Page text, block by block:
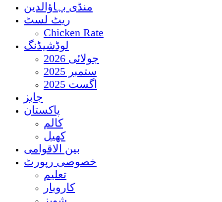
منڈی بہاؤالدین
ریٹ لسٹ
Chicken Rate
لوڈشیڈنگ
جولائی 2026
ستمبر 2025
اگست 2025
جابز
پاکستان
کالم
کھیل
بین الاقوامی
خصوصی رپورٹ
تعلیم
کاروبار